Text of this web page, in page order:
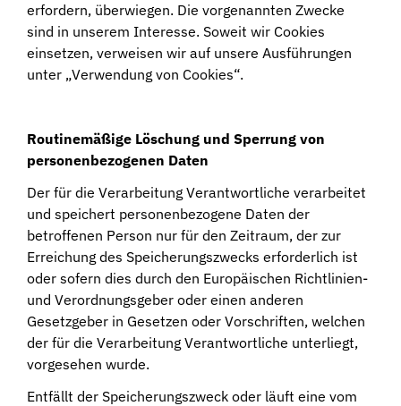
erfordern, überwiegen. Die vorgenannten Zwecke
sind in unserem Interesse. Soweit wir Cookies
einsetzen, verweisen wir auf unsere Ausführungen
unter „Verwendung von Cookies“.
Routinemäßige Löschung und Sperrung von
personenbezogenen Daten
Der für die Verarbeitung Verantwortliche verarbeitet
und speichert personenbezogene Daten der
betroffenen Person nur für den Zeitraum, der zur
Erreichung des Speicherungszwecks erforderlich ist
oder sofern dies durch den Europäischen Richtlinien-
und Verordnungsgeber oder einen anderen
Gesetzgeber in Gesetzen oder Vorschriften, welchen
der für die Verarbeitung Verantwortliche unterliegt,
vorgesehen wurde.
Entfällt der Speicherungszweck oder läuft eine vom